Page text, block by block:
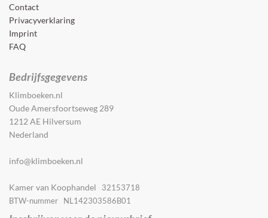
Contact
Privacyverklaring
Imprint
FAQ
Bedrijfsgegevens
Klimboeken.nl
Oude Amersfoortseweg 289
1212 AE Hilversum
Nederland
info@klimboeken.nl
Kamer van Koophandel 32153718
BTW-nummer NL142303586B01